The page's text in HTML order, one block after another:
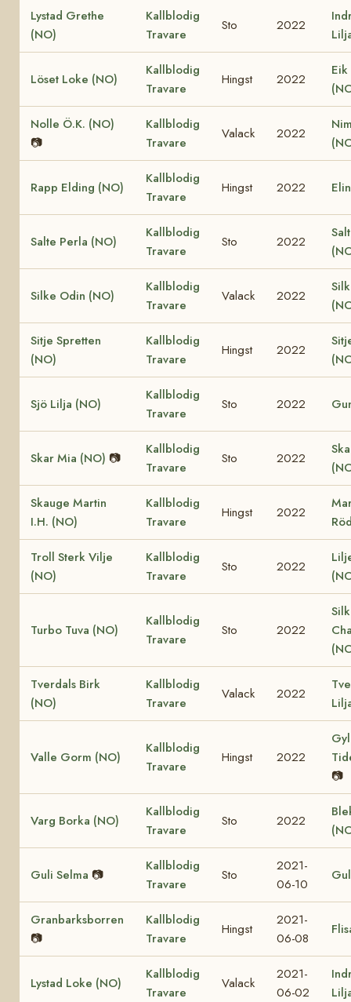
Lystad Grethe
(NO)
Kallblodig
Travare
Sto 2022
Löset Loke (NO)
Kallblodig
Travare
Hingst 2022
Nolle Ö.K. (NO)
📷
Kallblodig
Travare
Valack 2022
Rapp Elding (NO)
Kallblodig
Travare
Hingst 2022
Salte Perla (NO)
Kallblodig
Travare
Sto 2022
Silke Odin (NO)
Kallblodig
Travare
Valack 2022
Sitje Spretten
(NO)
Kallblodig
Travare
Hingst 2022
Sjö Lilja (NO)
Kallblodig
Travare
Sto 2022
Skar Mia (NO) 📷
Kallblodig
Travare
Sto 2022
Skauge Martin
I.H. (NO)
Kallblodig
Travare
Hingst 2022
Troll Sterk Vilje
(NO)
Kallblodig
Travare
Sto 2022
Turbo Tuva (NO)
Kallblodig
Travare
Sto 2022
Tverdals Birk
(NO)
Kallblodig
Travare
Valack 2022
Valle Gorm (NO)
Kallblodig
Travare
Hingst 2022
📷
Varg Borka (NO)
Kallblodig
Travare
Sto 2022
Guli Selma 📷
Kallblodig
Travare
Sto
2021-
06-10
Granbarksborren
📷
Kallblodig
Travare
Hingst
2021-
06-08
Lystad Loke (NO)
Kallblodig
Travare
Valack
2021-
06-02